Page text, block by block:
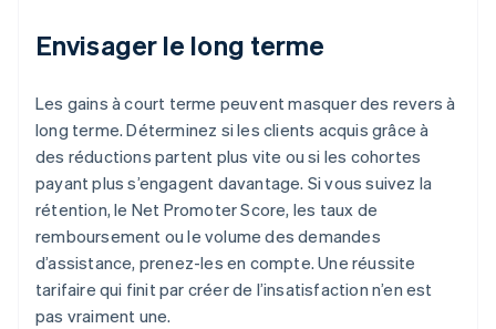
Envisager le long terme
Les gains à court terme peuvent masquer des revers à
long terme. Déterminez si les clients acquis grâce à
des réductions partent plus vite ou si les cohortes
payant plus s’engagent davantage. Si vous suivez la
rétention, le Net Promoter Score, les taux de
remboursement ou le volume des demandes
d’assistance, prenez-les en compte. Une réussite
tarifaire qui finit par créer de l’insatisfaction n’en est
pas vraiment une.